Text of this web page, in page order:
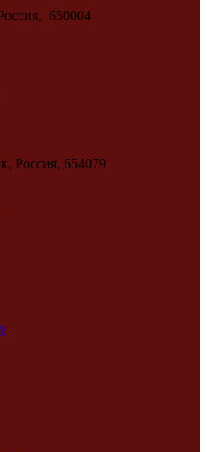
650004
Россия, 654079